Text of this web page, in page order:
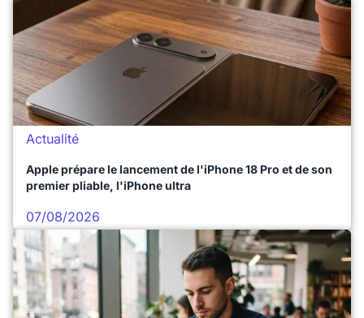
Actualité
Apple prépare le lancement de l'iPhone 18 Pro et de son
premier pliable, l'iPhone ultra
07/08/2026